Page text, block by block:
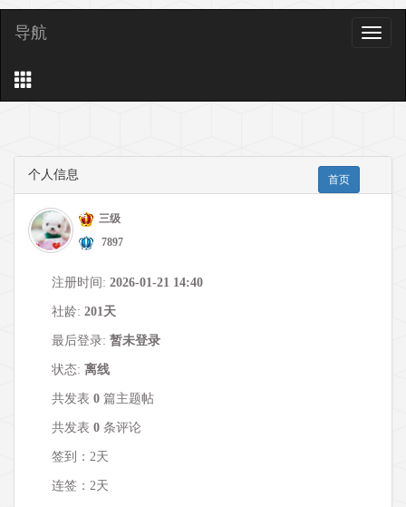
导
导航
个人信息 首页
三级
7897
注册时间: 2026-01-21 14:40
社龄: 201天
最后登录: 暂未登录
状态: 离线
共发表 0 篇主题帖
共发表 0 条评论
签到：2天
连签：2天